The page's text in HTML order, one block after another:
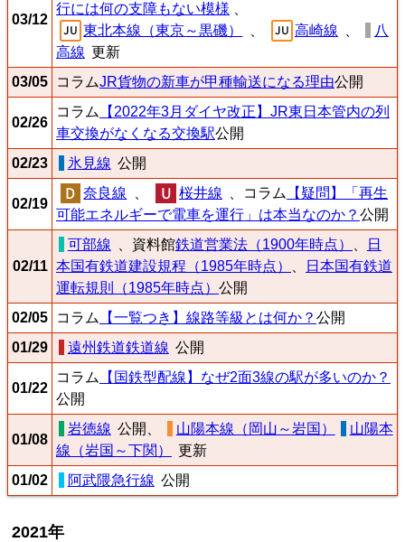
03/12
行には何の支障もない模様
東北本線（東京～黒磯）
高崎線
八
高線 更新
03/05
コラムJR貨物の新車が甲種輸送になる理由公開
02/26
コラム
【2022年3月ダイヤ改正】JR東日本管内の列
車交換がなくなる交換駅公開
02/23
氷見線 公開
02/19
奈良線 桜井線 、コラム
【疑問】「再生
可能エネルギーで電車を運行」は本当なのか？ 公開
02/11
可部線 、資料館鉄道営業法（1900年時点）
日
本国有鉄道建設規程（1985年時点）
日本国有鉄道
運転規則（1985年時点） 公開
02/05
コラム 【一覧つき】線路等級とは何か？ 公開
01/29
遠州鉄道鉄道線 公開
01/22
コラム
【国鉄型配線】なぜ2面3線の駅が多いのか？
公開
01/08
岩徳線 公開、 山陽本線（岡山～岩国）
山陽本
線（岩国～下関）
更新
01/02
阿武隈急行線 公開
2021年